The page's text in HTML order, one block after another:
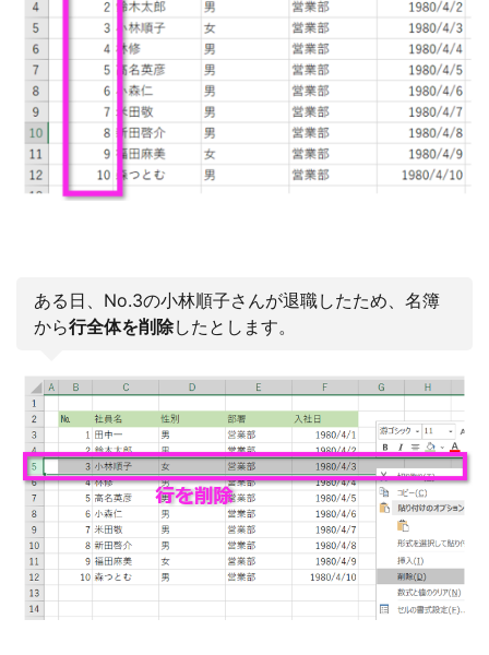
ある日、No.3の小林順子さんが退職したため、名簿
から行全体を削除したとします。